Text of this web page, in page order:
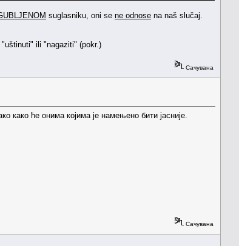
suglasniku, oni se ne odnose na naš slučaj.
ili "nagaziti" (pokr.)
Сачувана
како ће онима којима је намењено бити јасније.
Сачувана